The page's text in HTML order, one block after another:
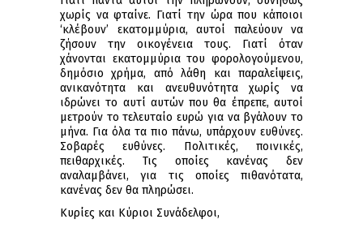
χωρίς να φταίνε. Γιατί την ώρα που κάποιοι
‘κλέβουν’ εκατομμύρια, αυτοί παλεύουν να
ζήσουν την οικογένεια τους. Γιατί όταν
χάνονται εκατομμύρια του φορολογούμενου,
δημόσιο χρήμα, από λάθη και παραλείψεις,
ανικανότητα και ανευθυνότητα χωρίς να
ιδρώνει το αυτί αυτών που θα έπρεπε, αυτοί
μετρούν το τελευταίο ευρώ για να βγάλουν το
μήνα. Για όλα τα πιο πάνω, υπάρχουν ευθύνες.
Σοβαρές ευθύνες. Πολιτικές, ποινικές,
πειθαρχικές. Τις οποίες κανένας δεν
αναλαμβάνει, για τις οποίες πιθανότατα,
κανένας δεν θα πληρώσει.
Κυρίες και Κύριοι Συνάδελφοι,